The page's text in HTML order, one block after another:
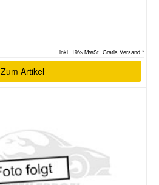
inkl. 19% MwSt. Gratis Versand *
Zum Artikel